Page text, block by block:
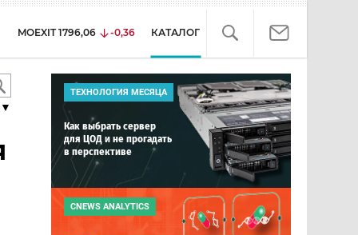
MOEXIT 1796,06 -0,36 КАТАЛОГ
▼
ТЕХНОЛОГИЯ МЕСЯЦА
Как выбрать сервер
для ЦОД и не прогадать
в перспективе
CNEWS ANALYTICS